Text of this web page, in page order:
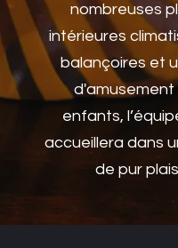
nombreuses
intérieures
balançoires et
d'amusement
enfants,
accueillera dans
de pur